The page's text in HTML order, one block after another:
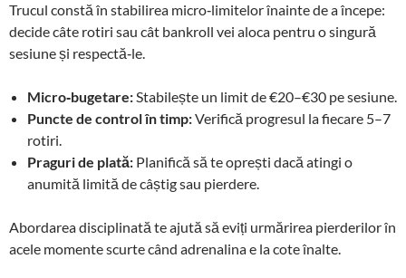
Trucul constă în stabilirea micro‑limitelor înainte de a începe:
decide câte rotiri sau cât bankroll vei aloca pentru o singură
sesiune și respectă‑le.
Micro‑bugetare:Stabilește un limit de €20–€30 pe sesiune.
Puncte de control în timp:Verifică progresul la fiecare 5–7
rotiri.
Praguri de plată: Planifică să te oprești dacă atingi o
anumită limită de câștig sau pierdere.
Abordarea disciplinată te ajută să eviți urmărirea pierderilor în
acele momente scurte când adrenalina e la cote înalte.